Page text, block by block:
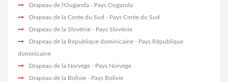
Drapeau de l'Ouganda - Pays Ouganda
Drapeau de la Corée du Sud - Pays Corée du Sud
Drapeau de la Slovénie - Pays Slovénie
Drapeau de la République dominicaine - Pays République
dominicaine
Drapeau de la Norvège - Pays Norvège
Drapeau de la Bolivie - Pays Bolivie